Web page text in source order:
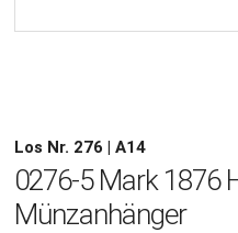
Los Nr. 276 | A14
0276-5 Mark 1876
Münzanhänger